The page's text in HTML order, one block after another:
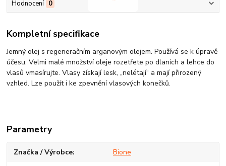
Hodnocení 0
Kompletní specifikace
Jemný olej s regeneračním arganovým olejem. Používá se k úpravě
účesu. Velmi malé množství oleje rozetřete po dlaních a lehce do
vlasů vmasírujte. Vlasy získají lesk, „nelétají“ a mají přirozený
vzhled. Lze použít i ke zpevnění vlasových konečků.
Parametry
Značka / Výrobce Bione